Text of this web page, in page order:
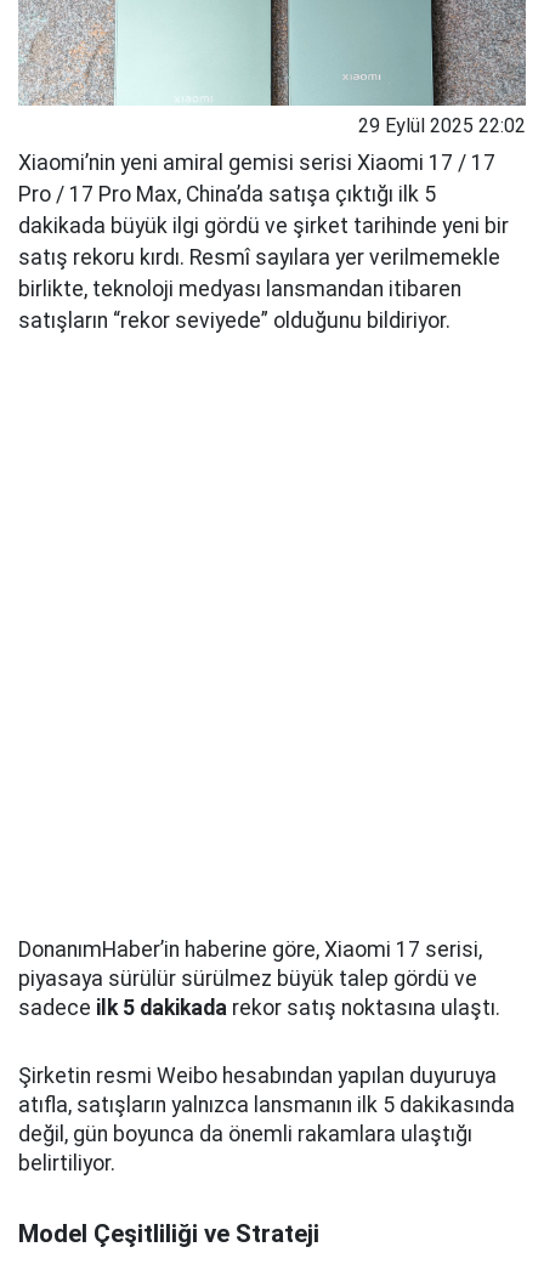
29 Eylül 2025 22:02
Xiaomi’nin yeni amiral gemisi serisi Xiaomi 17 / 17
Pro / 17 Pro Max, China’da satışa çıktığı ilk 5
dakikada büyük ilgi gördü ve şirket tarihinde yeni bir
satış rekoru kırdı. Resmî sayılara yer verilmemekle
birlikte, teknoloji medyası lansmandan itibaren
satışların “rekor seviyede” olduğunu bildiriyor.
DonanımHaber’in haberine göre, Xiaomi 17 serisi,
piyasaya sürülür sürülmez büyük talep gördü ve
sadece ilk 5 dakikada rekor satış noktasına ulaştı.
Şirketin resmi Weibo hesabından yapılan duyuruya
atıfla, satışların yalnızca lansmanın ilk 5 dakikasında
değil, gün boyunca da önemli rakamlara ulaştığı
belirtiliyor.
Model Çeşitliliği ve Strateji